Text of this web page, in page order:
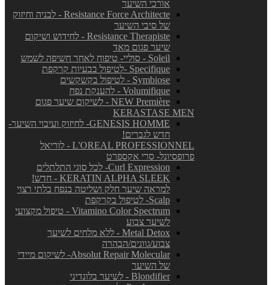
אורכי השיער
Resistance Force Architecte - לבניה וחיזוק
של סיבי השיער
Resistance Therapiste - לחידוש ושיקום
שיער פגום מאד
Soleil - סוליי- טיפוח לאחר חשיפה לשמש
Specifique -לטיפול בבעיות קרקפת
Symbiose - לטיפול בקשקשים
Volumifique - להענקת נפח
NEW Première - לשיקום שיער פגום
KERASTASE MEN
GENESIS HOMME- לחיזוק ועיבוי השיער-
חדש לגברים!
L'OREAL PROFESSIONNEL - לוריאל
פרופסיונל- סרי אקספרט
Curl Expression- לכל סוגי התלתלים
KERATIN ALPHA SLEEK - חדש!
למראה שיער חלק ושליטה בנפח בלתי רצוי
Scalp- לטיפול בקרקפת
Vitamino Color Spectrum - טיפול מקצועי
לשיער צבוע
Metal Detox - ללא מלחים לשיער
צבוע/גוונים/הבהרה
Absolut Repair Molecular- לשיקום מיידי
של השיער
Blondifier - לשיער בלונדיני